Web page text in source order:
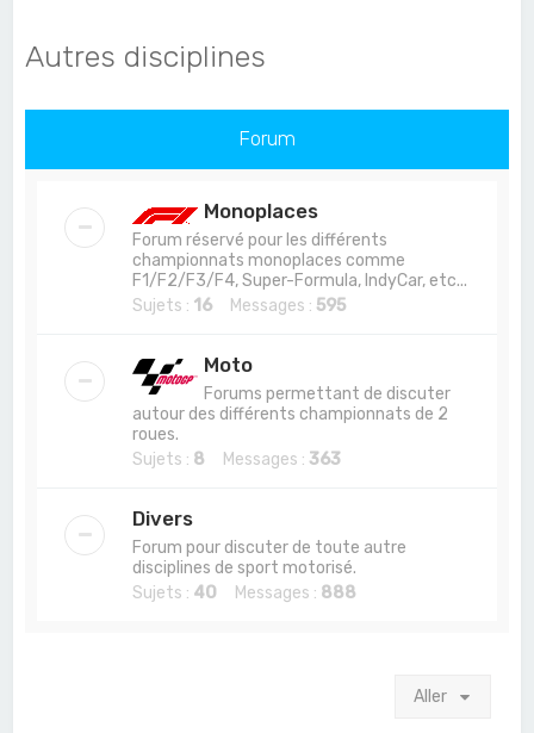
c
Autres disciplines
Forum
Monoplaces
Forum réservé pour les différents
championnats monoplaces comme
F1/F2/F3/F4, Super-Formula, IndyCar, etc...
Sujets : 16 Messages : 595
Moto
Forums permettant de discuter
autour des différents championnats de 2
roues.
Sujets : 8 Messages : 363
Divers
Forum pour discuter de toute autre
disciplines de sport motorisé.
Sujets : 40 Messages : 888
Aller